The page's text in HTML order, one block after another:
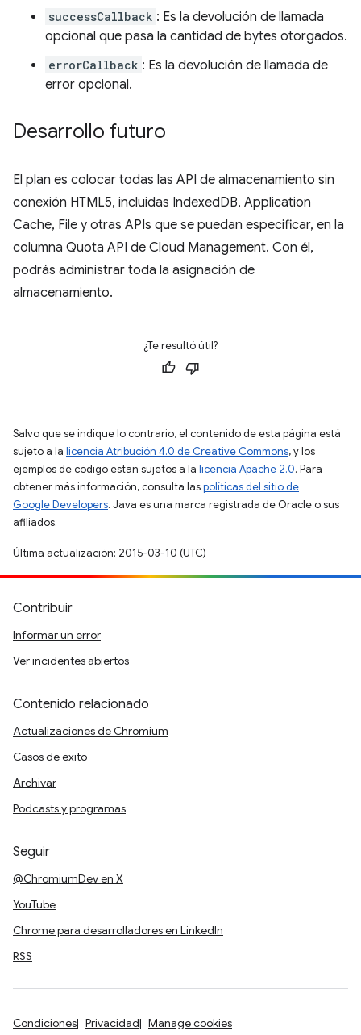
successCallback : Es la devolución de llamada
opcional que pasa la cantidad de bytes otorgados.
errorCallback : Es la devolución de llamada de
error opcional.
Desarrollo futuro
El plan es colocar todas las API de almacenamiento sin
conexión HTML5, incluidas IndexedDB, Application
Cache, File y otras APIs que se puedan especificar, en la
columna Quota API de Cloud Management. Con él,
podrás administrar toda la asignación de
almacenamiento.
¿Te resultó útil?
Salvo que se indique lo contrario, el contenido de esta página está
sujeto a la licencia Atribución 4.0 de Creative Commons, y los
ejemplos de código están sujetos a la licencia Apache 2.0. Para
obtener más información, consulta laspolíticas del sitio de
Google Developers. Java es una marca registrada de Oracle o sus
afiliados.
Última actualización: 2015-03-10 (UTC)
Contribuir
Informar un error
Ver incidentes abiertos
Contenido relacionado
Actualizaciones de Chromium
Casos de éxito
Archivar
Podcasts y programas
Seguir
@ChromiumDev en X
YouTube
Chrome para desarrolladores en LinkedIn
RSS
Condiciones Privacidad Manage cookies